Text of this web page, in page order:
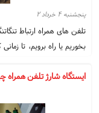
تلفن های همراه ارتباط
بخوریم یا راه برویم، تا
بازی کند، باتری، قدرت
تلفن وقت می گذرانیم و
پنجشنبه ۴ خرداد ۲
ایستگاه شارژ تلفن